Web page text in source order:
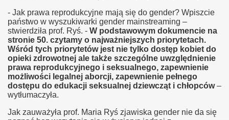
- Jak prawa reprodukcyjne mają się do gender? Wpiszcie
państwo w wyszukiwarki gender mainstreaming –
stwierdziła prof. Ryś. - W podstawowym dokumencie na
stronie 50. czytamy o najważniejszych priorytetach.
Wśród tych priorytetów jest nie tylko dostęp kobiet do
opieki zdrowotnej ale także szczególne uwzględnienie
prawa reprodukcyjnego i seksualnego, zapewnienie
możliwości legalnej aborcji, zapewnienie pełnego
dostępu do edukacji seksualnej dziewcząt i chłopców–
wytłumaczyła.
Jak zauważyła prof. Maria Ryś zjawiska gender nie da się